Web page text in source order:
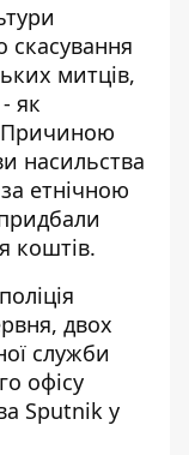
митців,
як
Причиною
насильства
етнічною
коштів.
двох
служби
офісу
Sputnik у